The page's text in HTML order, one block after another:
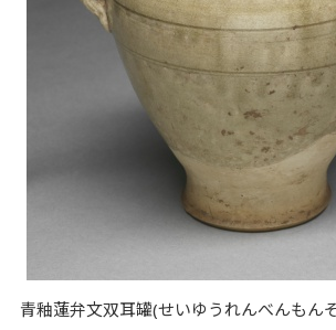
青釉蓮弁文双耳罐(せいゆうれんべんもん